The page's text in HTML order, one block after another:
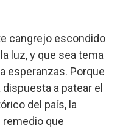
cangrejo escondido
luz, y que sea tema
esperanzas. Porque
a patear el
del país, la
remedio que